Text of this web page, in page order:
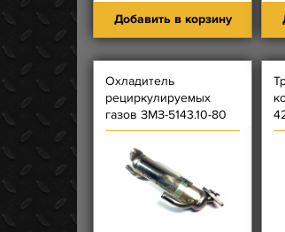
Добавить в корзину
Охладитель
рециркулируемых
газов ЗМЗ-5143.10-80
(Евро-3)